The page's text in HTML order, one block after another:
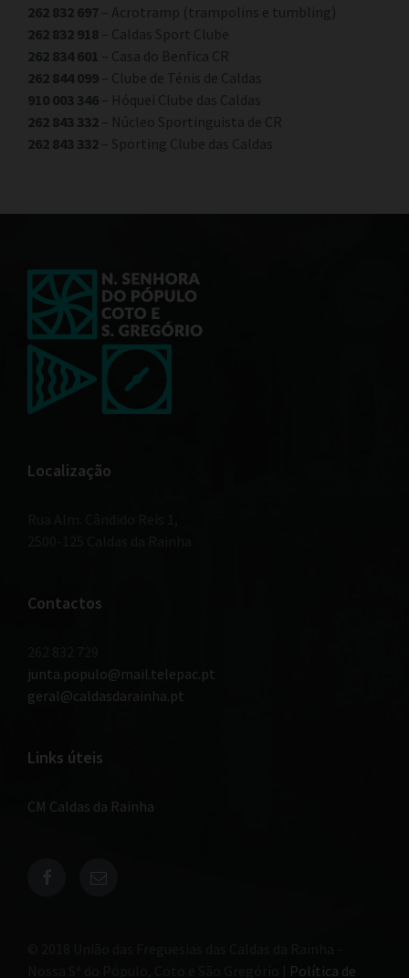
262 832 697 – Acrotramp (trampolins e tumbling)
262 832 918 – Caldas Sport Clube
262 834 601 – Casa do Benfica CR
262 844 099 – Clube de Ténis de Caldas
910 003 346 – Hóquei Clube das Caldas
262 843 332 – Núcleo Sportinguista de CR
262 843 332 – Sporting Clube das Caldas
Localização
Contactos
junta.populo@mail.telepac.pt
geral@caldasdarainha.pt
Links úteis
CM Caldas da Rainha
Política de